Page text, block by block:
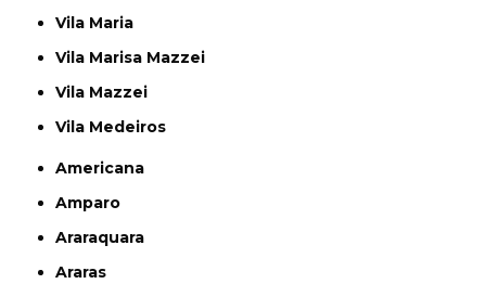
Vila Maria
Vila Marisa Mazzei
Vila Mazzei
Vila Medeiros
Americana
Amparo
Araraquara
Araras